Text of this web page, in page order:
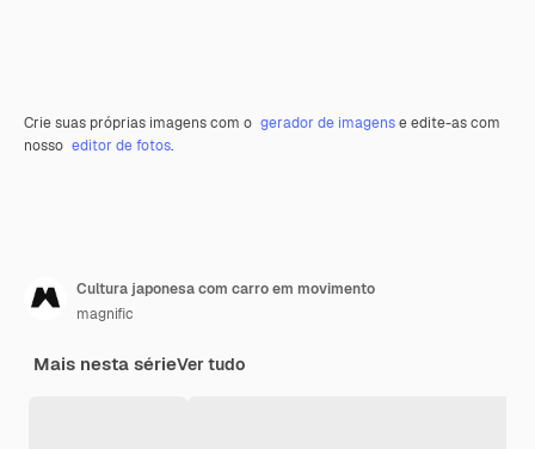
Crie suas próprias imagens com o gerador de imagense edite-as com
nosso editor de fotos.
Cultura japonesa com carro em movimento
magnific
Mais nesta sérieVer tudo